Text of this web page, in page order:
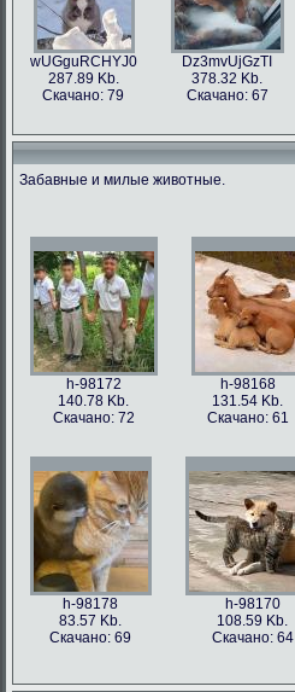
wUGguRCHYJ0
287.89 Kb.
Скачано: 79
Dz3mvUjGzTI
378.32 Kb.
Скачано: 67
Забавные и милые животные.
h-98172
140.78 Kb.
Скачано: 72
h-98168
131.54 Kb.
Скачано: 61
h-98178
83.57 Kb.
Скачано: 69
h-98170
108.59 Kb.
Скачано: 64